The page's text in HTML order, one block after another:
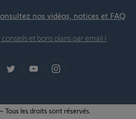
nos vidéos, notices et FAQ
et bons plans par email !
Tous les droits sont réservés.